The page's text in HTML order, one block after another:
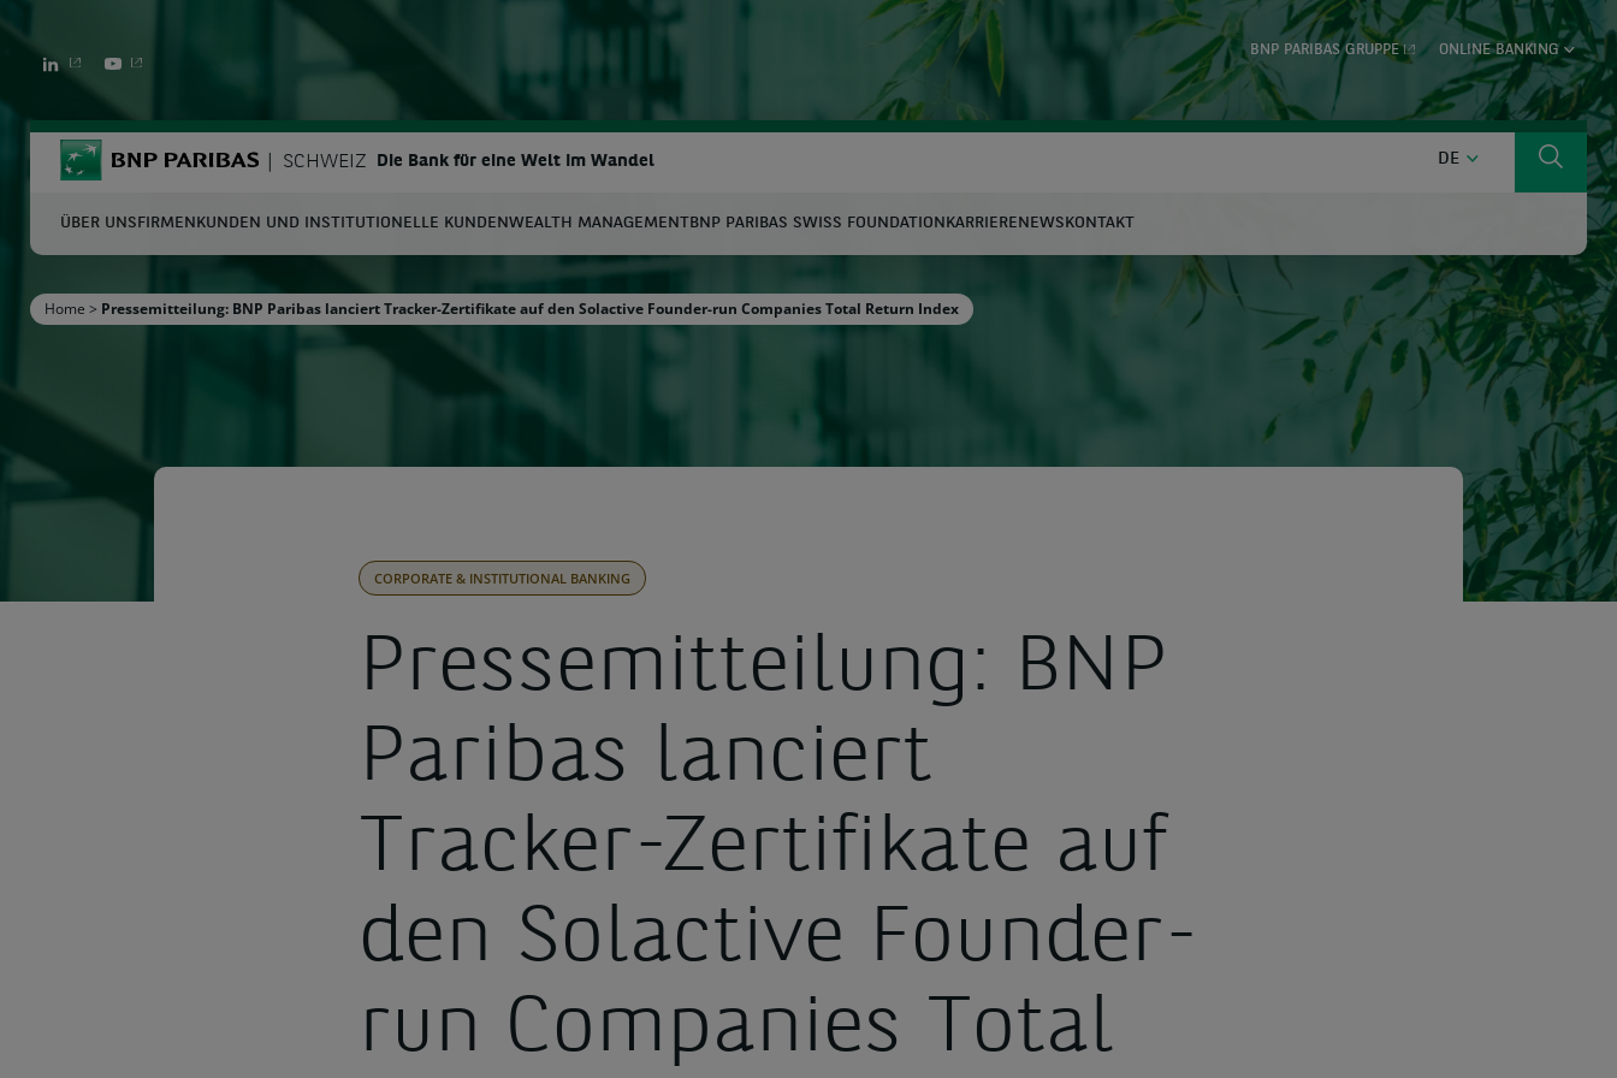
LINKEDIN YOUTUBE
BNP PARIBAS GRUPPE ONLINE BANKING
BNP Paribas SCHWEIZ Die Bank für eine Welt Im Wandel DE DEUTSCH Suche
Geben Sie die zu suchenden Begriffe ein Suche
ÜBER UNS FIRMENKUNDEN UND INSTITUTIONELLE KUNDEN WEALTH MANAGEMENTBNP PARIBAS SWISS FOUNDATION KARRIERE NEWS KONTAKT
Home > Pressemitteilung: BNP Paribas lanciert Tracker-Zertifikate auf den Solactive Founder-run Companies Total Return Index
CORPORATE & INSTITUTIONAL BANKING
Pressemitteilung: BNP
Paribas lanciert
Tracker-Zertifikate auf
den Solactive Founder-
run Companies Total